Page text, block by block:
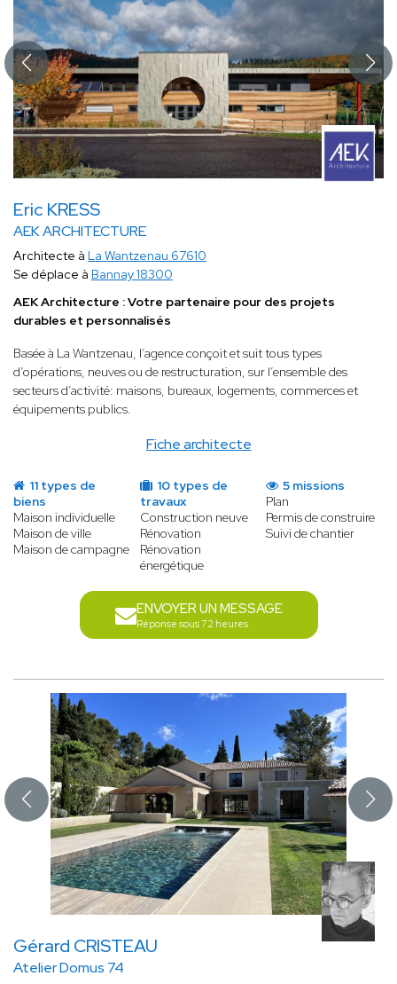
Eric KRESS
AEK ARCHITECTURE
Fiche architecte
Architecte à La Wantzenau 67610
Se déplace à Bannay 18300
AEK Architecture : Votre partenaire pour des projets
durables et personnalisés
Basée à La Wantzenau, l’agence conçoit et suit tous types
d’opérations, neuves ou de restructuration, sur l’ensemble des
secteurs d’activité: maisons, bureaux, logements, commerces et
équipements publics.
11 types de
biens
Maison individuelle
Maison de ville
Maison de campagne
10 types de
travaux
Construction neuve
Rénovation
Rénovation
énergétique
5 missions
Plan
Permis de construire
Suivi de chantier
ENVOYER UN MESSAGE
Réponse sous 72 heures
Gérard CRISTEAU
Atelier Domus 74